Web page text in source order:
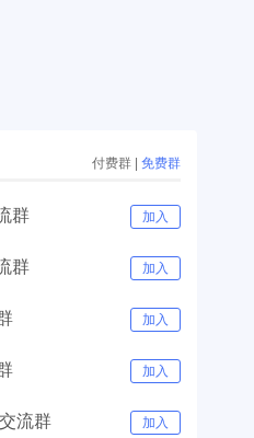
付费群 | 免费群
群 加入
群 加入
加入
加入
流群 加入